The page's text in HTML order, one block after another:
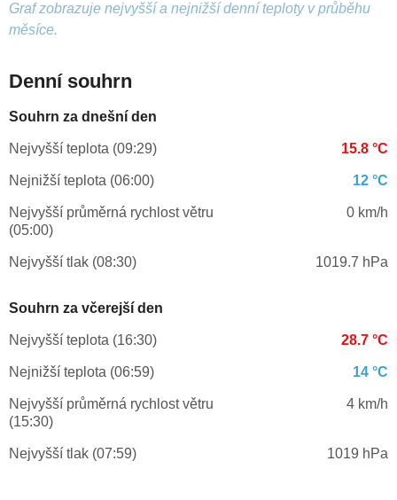
Graf zobrazuje nejvyšší a nejnižší denní teploty v průběhu
měsíce.
Denní souhrn
Souhrn za dnešní den
Nejvyšší teplota (09:29) 15.8 °C
Nejnižší teplota (06:00) 12 °C
Nejvyšší průměrná rychlost větru
(05:00)
0 km/h
Nejvyšší tlak (08:30) 1019.7 hPa
Souhrn za včerejší den
Nejvyšší teplota (16:30) 28.7 °C
Nejnižší teplota (06:59) 14 °C
Nejvyšší průměrná rychlost větru
(15:30)
4 km/h
Nejvyšší tlak (07:59) 1019 hPa